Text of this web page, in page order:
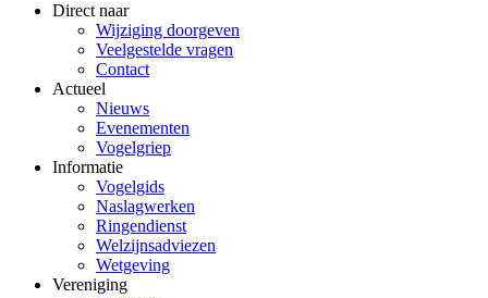
Direct naar
Wijziging doorgeven
Veelgestelde vragen
Contact
Actueel
Nieuws
Evenementen
Vogelgriep
Informatie
Vogelgids
Naslagwerken
Ringendienst
Welzijnsadviezen
Wetgeving
Vereniging